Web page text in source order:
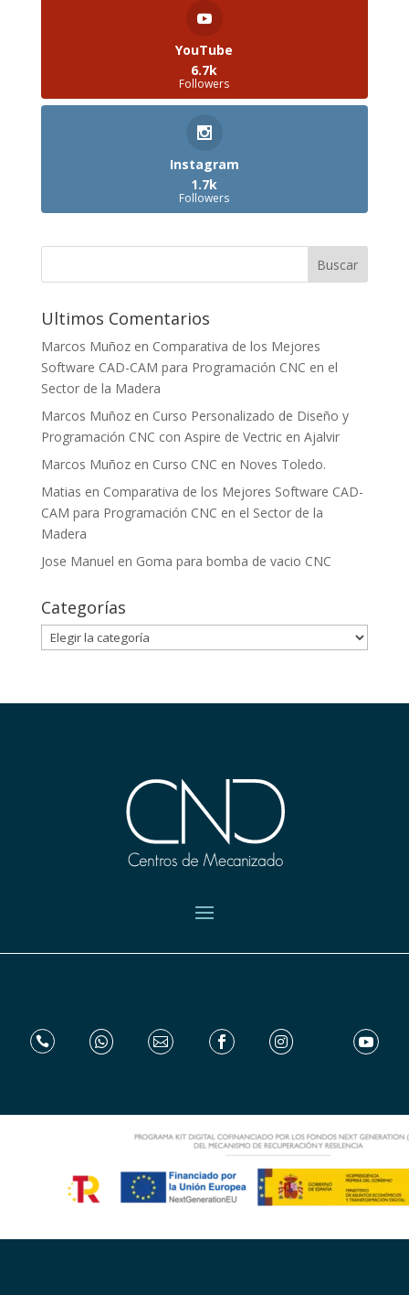
YouTube
6.7k
Followers
Instagram
1.7k
Followers
Ultimos Comentarios
Marcos Muñozen Comparativa de los Mejores
Software CAD-CAM para Programación CNC en el
Sector de la Madera
Marcos Muñozen Curso Personalizado de Diseño y
Programación CNC con Aspire de Vectric en Ajalvir
Marcos Muñozen Curso CNC en Noves Toledo.
Matias en Comparativa de los Mejores Software CAD-
CAM para Programación CNC en el Sector de la
Madera
Jose Manuel en Goma para bomba de vacio CNC
Categorías
Categorías
     